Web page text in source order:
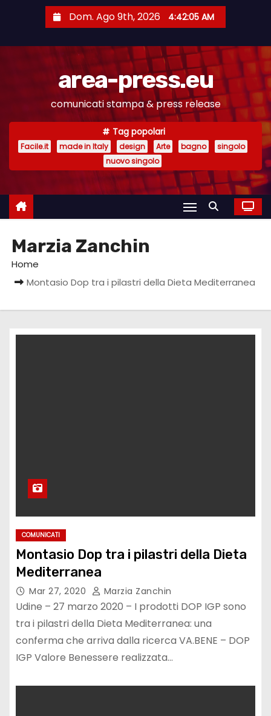
e
Dom. Ago 9th, 2026 4:42:05 AM
area-press.eu
comunicati stampa & press release
Tag popolari
Facile.it made in Italy design Arte bagno
singolo
nuovo singolo
Marzia Zanchin
Home
Montasio Dop tra i pilastri della Dieta Mediterranea
COMUNICATI
Montasio Dop tra i pilastri della Dieta
Mediterranea
Mar 27, 2020 Marzia Zanchin
Udine – 27 marzo 2020 – I prodotti DOP IGP sono
tra i pilastri della Dieta Mediterranea: una
conferma che arriva dalla ricerca VA.BENE – DOP
IGP Valore Benessere realizzata…